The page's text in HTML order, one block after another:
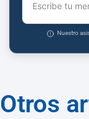
Escribe tu
Nuestro
Otros